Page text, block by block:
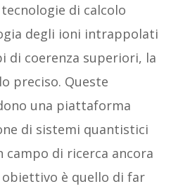
di calcolo
degli ioni intrappolati
di coerenza superiori, la
preciso. Queste
una piattaforma
di sistemi quantistici
di ricerca ancora
è quello di far